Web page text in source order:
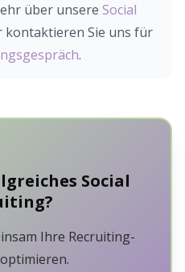
über unsere Social
kontaktieren Sie uns für
.
Social
Ihre Recruiting-